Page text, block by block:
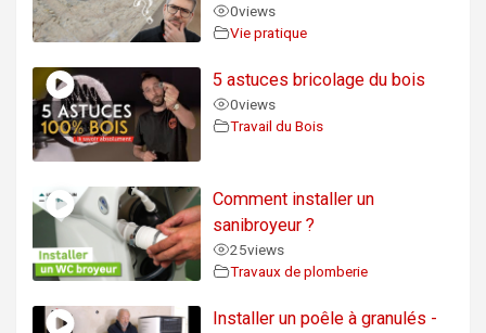
0views
Vie pratique
5 astuces bricolage du bois
0views
Travail du Bois
Comment installer un
sanibroyeur ?
25views
Travaux de plomberie
Installer un poêle à granulés -